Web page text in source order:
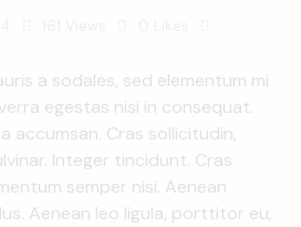
a sodales, sed elementum mi
egestas nisi in consequat.
accumsan. Cras sollicitudin,
Integer tincidunt. Cras
semper nisi. Aenean
Aenean leo ligula, porttitor eu,